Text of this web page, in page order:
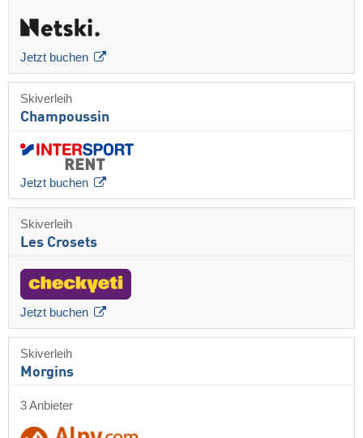
Jetzt buchen
Skiverleih
Champoussin
Jetzt buchen
Skiverleih
Les Crosets
Jetzt buchen
Skiverleih
Morgins
3 Anbieter